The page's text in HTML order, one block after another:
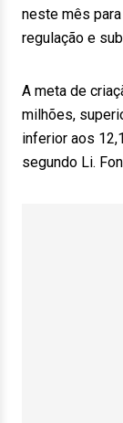
neste mês
regulação e
A meta de
milhões,
inferior aos
segundo Li.